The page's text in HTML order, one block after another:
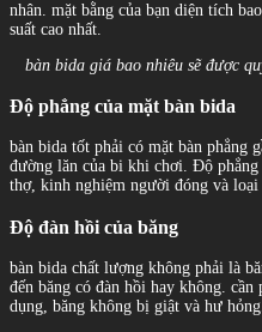
nhân. mặt bằng của bạn diện tích
suất cao nhất.
bàn bida giá bao nhiêu sẽ được
Độ phẳng của mặt bàn bida
bàn bida tốt phải có mặt bàn phẳng
đường lăn của bi khi chơi. Độ
thợ, kinh nghiệm người đóng và loại
Độ đàn hồi của băng
bàn bida chất lượng không phải là
đến băng có đàn hồi hay không.
dụng, băng không bị giật và hư